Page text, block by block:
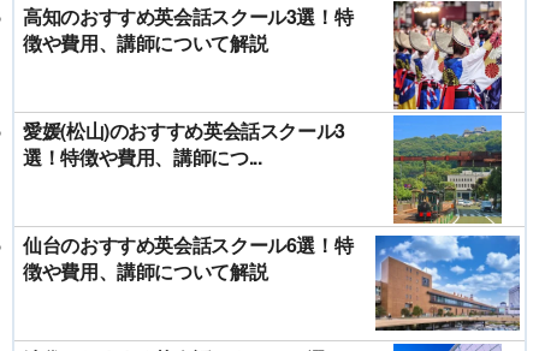
高知のおすすめ英会話スクール3選！特
徴や費用、講師について解説
愛媛(松山)のおすすめ英会話スクール3
選！特徴や費用、講師につ...
仙台のおすすめ英会話スクール6選！特
徴や費用、講師について解説